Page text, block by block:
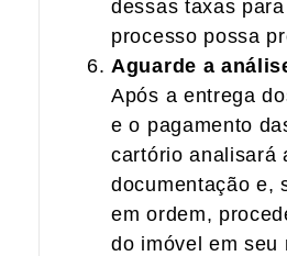
dessas taxas
processo possa
Aguarde a
Após a entrega
e o pagamento
cartório analisará
documentação e,
em ordem,
do imóvel em seu